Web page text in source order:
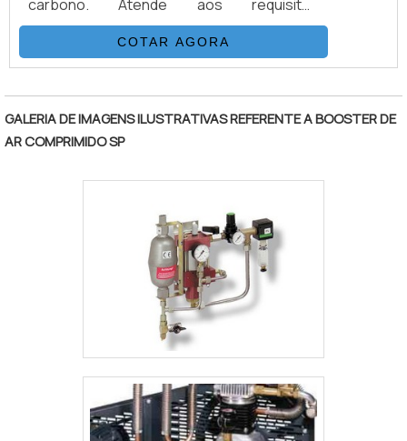
carbono. Atende aos requisitos
estabelecidos pela portaria INMETRO/IPEM
para testes de expansão volumétrica.
Outros produtos disponíveis são
necessários para a realização do teste,
como camisa d´água, paine de buretas
(Certificado RBC) e etc.Acionados por ar
modelos conseguem gerar altas pressões
COTAR AGORA
GALERIA DE IMAGENS ILUSTRATIVAS REFERENTE A BOOSTER DE
AR COMPRIMIDO SP